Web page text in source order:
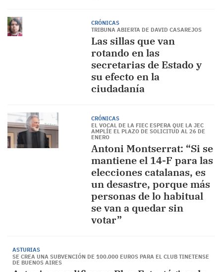
CRÓNICAS
TRIBUNA ABIERTA DE DAVID CASAREJOS
Las sillas que van
rotando en las
secretarias de Estado y
su efecto en la
ciudadanía
CRÓNICAS
EL VOCAL DE LA FIEC ESPERA QUE LA JEC
AMPLÍE EL PLAZO DE SOLICITUD AL 26 DE
ENERO
Antoni Montserrat: “Si se
mantiene el 14-F para las
elecciones catalanas, es
un desastre, porque más
personas de lo habitual
se van a quedar sin
votar”
ASTURIAS
SE CREA UNA SUBVENCIÓN DE 100.000 EUROS PARA EL CLUB TINETENSE
DE BUENOS AIRES